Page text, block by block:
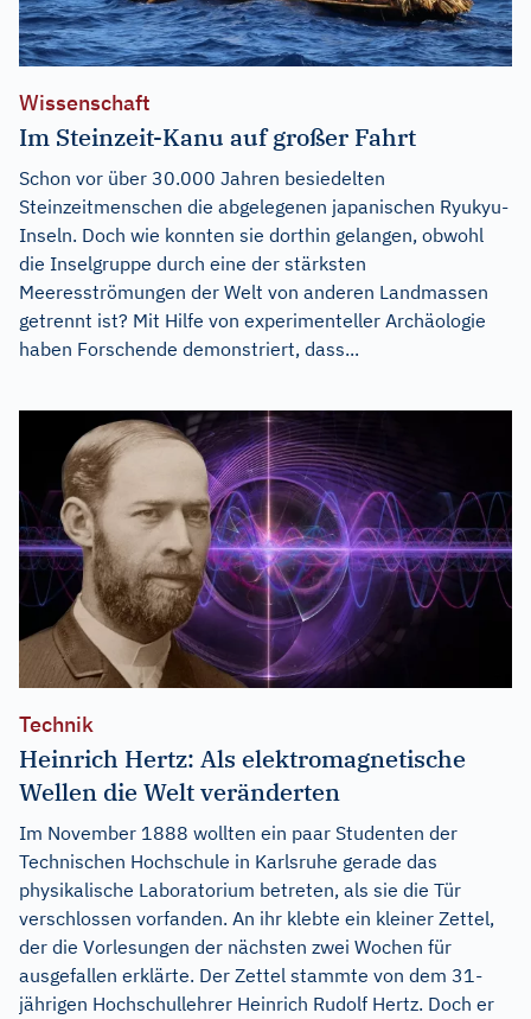
Wissenschaft
Im Steinzeit-Kanu auf großer Fahrt
Schon vor über 30.000 Jahren besiedelten
Steinzeitmenschen die abgelegenen japanischen Ryukyu-
Inseln. Doch wie konnten sie dorthin gelangen, obwohl
die Inselgruppe durch eine der stärksten
Meeresströmungen der Welt von anderen Landmassen
getrennt ist? Mit Hilfe von experimenteller Archäologie
haben Forschende demonstriert, dass...
Technik
Heinrich Hertz: Als elektromagnetische
Wellen die Welt veränderten
Im November 1888 wollten ein paar Studenten der
Technischen Hochschule in Karlsruhe gerade das
physikalische Laboratorium betreten, als sie die Tür
verschlossen vorfanden. An ihr klebte ein kleiner Zettel,
der die Vorlesungen der nächsten zwei Wochen für
ausgefallen erklärte. Der Zettel stammte von dem 31-
jährigen Hochschullehrer Heinrich Rudolf Hertz. Doch er